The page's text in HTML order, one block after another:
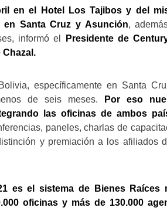
en el Hotel Los Tajibos y del
Santa Cruz y Asunción,
informó el
Presidente de
Chazal.
específicamente en Santa
de seis meses.
Por eso
las oficinas de ambos
paneles, charlas de
y premiación a los afiliados
es el sistema de Bienes Raíces
oficinas y más de 130.000